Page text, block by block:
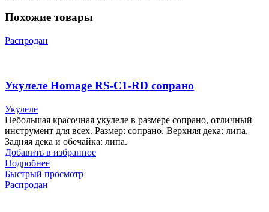
Похожие товары
Распродан
Укулеле Homage RS-C1-RD сопрано
Укулеле
Небольшая красочная укулеле в размере сопрано, отличный
инструмент для всех. Размер: сопрано. Верхняя дека: липа.
Задняя дека и обечайка: липа.
Добавить в избранное
Подробнее
Быстрый просмотр
Распродан